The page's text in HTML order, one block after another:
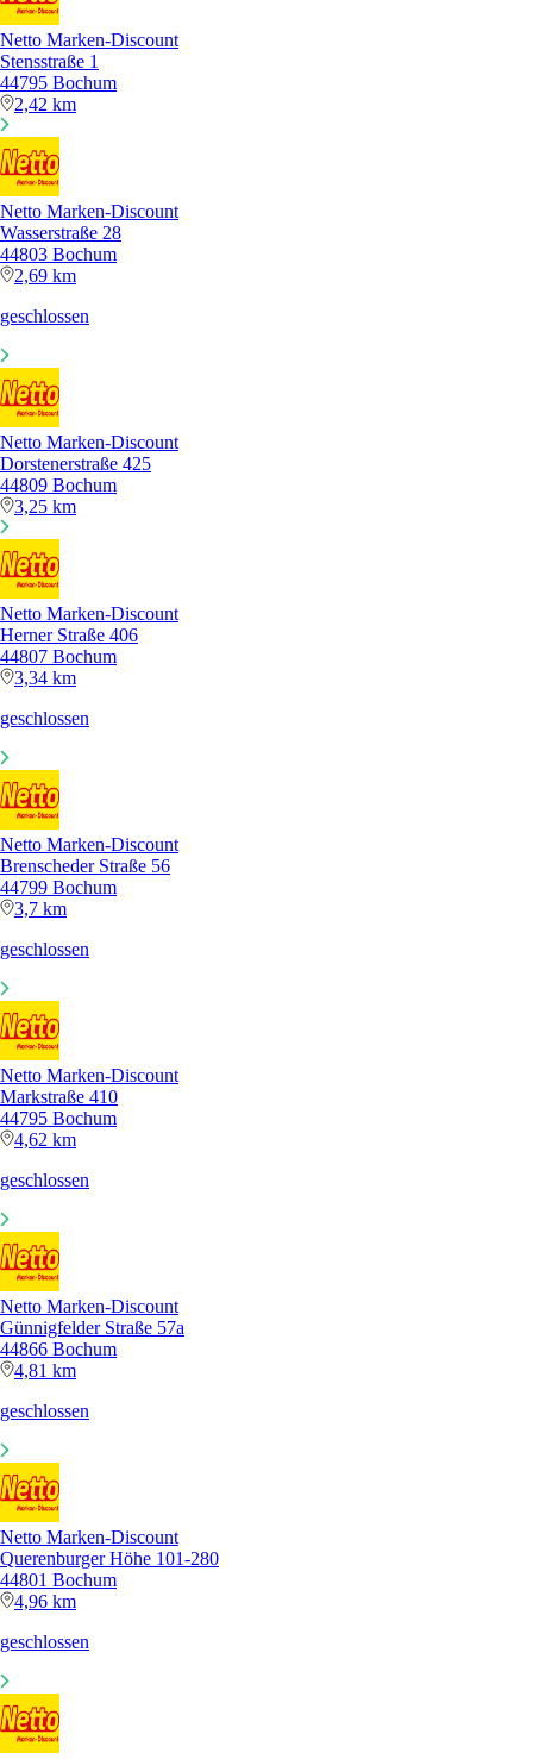
Netto Marken-Discount
Stensstraße 1
44795 Bochum
2,42 km
Netto Marken-Discount
Wasserstraße 28
44803 Bochum
2,69 km
geschlossen
Netto Marken-Discount
Dorstenerstraße 425
44809 Bochum
3,25 km
Netto Marken-Discount
Herner Straße 406
44807 Bochum
3,34 km
geschlossen
Netto Marken-Discount
Brenscheder Straße 56
44799 Bochum
3,7 km
geschlossen
Netto Marken-Discount
Markstraße 410
44795 Bochum
4,62 km
geschlossen
Netto Marken-Discount
Günnigfelder Straße 57a
44866 Bochum
4,81 km
geschlossen
Netto Marken-Discount
Querenburger Höhe 101-280
44801 Bochum
4,96 km
geschlossen